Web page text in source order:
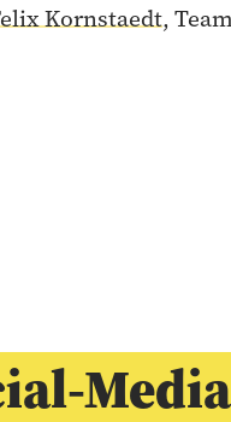
Kornstaedt,